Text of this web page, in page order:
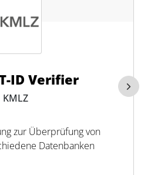
ID Verifier
KMLZ
zur Überprüfung von
Datenbanken